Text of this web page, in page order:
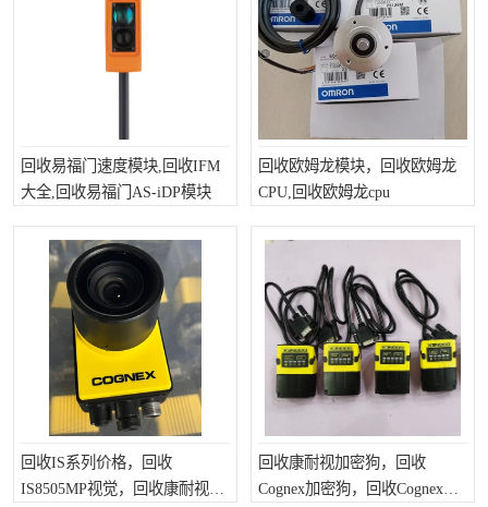
回收易福门速度模块,回收IFM
大全,回收易福门AS-iDP模块
回收欧姆龙模块，回收欧姆龙
CPU,回收欧姆龙cpu
回收IS系列价格，回收
IS8505MP视觉，回收康耐视无
回收康耐视加密狗，回收
Cognex加密狗，回收Cognex相